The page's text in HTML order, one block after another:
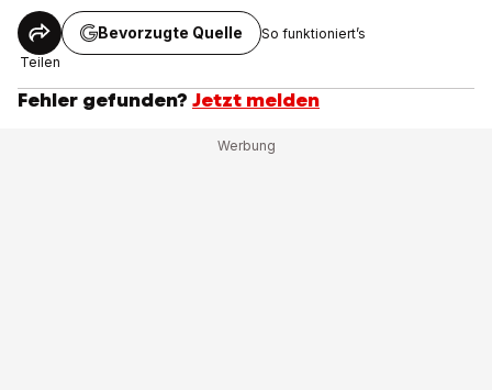
Teilen
Bevorzugte Quelle So funktioniert’s
Fehler gefunden? Jetzt melden